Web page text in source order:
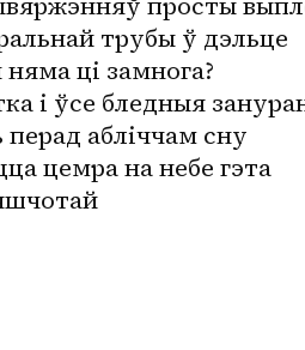
трубы ў дэльце
ці замнога?
і ўсе бледныя
перад абліччам сну
цемра на небе гэта